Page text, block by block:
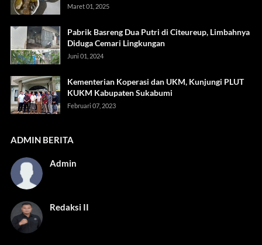
Maret 01, 2025
Pabrik Basreng Dua Putri di Citeureup, Limbahnya
Diduga Cemari Lingkungan
Juni 01, 2024
Kementerian Koperasi dan UKM, Kunjungi PLUT
KUKM Kabupaten Sukabumi
Februari 07, 2023
ADMIN BERITA
Admin
Redaksi II